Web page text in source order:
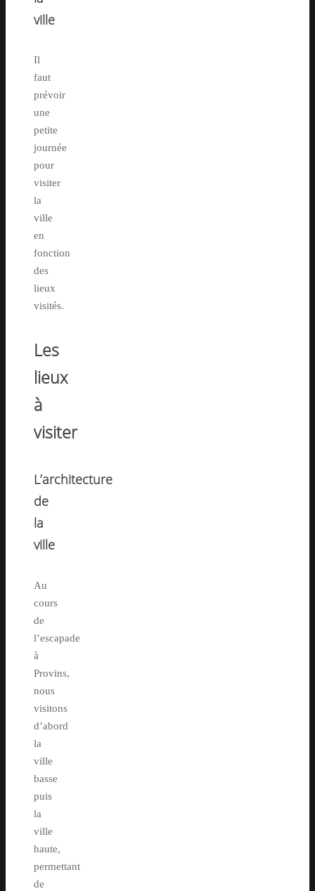
ville
Il
faut
prévoir
une
petite
journée
pour
visiter
la
ville
en
fonction
des
lieux
visités.
Les
lieux
à
visiter
L’architecture
de
la
ville
Au
cours
de
l’escapade
à
Provins,
nous
visitons
d’abord
la
ville
basse
puis
la
ville
haute,
permettant
de